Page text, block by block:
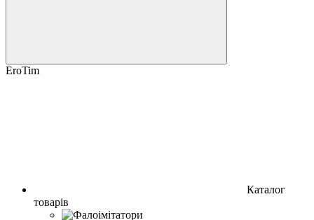
EroTim
Каталог
товарів